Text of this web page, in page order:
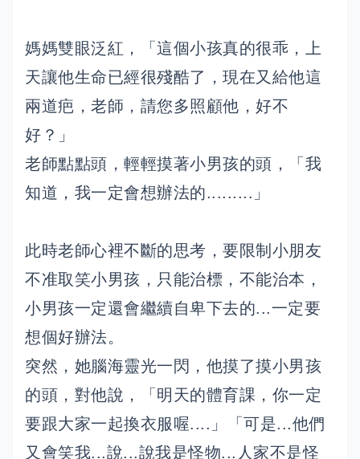
媽媽雙眼泛紅，「這個小孩真的很乖，上
天讓他生命已經很殘酷了，現在又給他這
兩道疤，老師，請您多照顧他，好不
好？」
老師點點頭，輕輕摸著小男孩的頭，「我
知道，我一定會想辦法的.........」
此時老師心裡不斷的思考，要限制小朋友
不准取笑小男孩，只能治標，不能治本，
小男孩一定還會繼續自卑下去的...一定要
想個好辦法。
突然，她腦海靈光一閃，他摸了摸小男孩
的頭，對他說，「明天的體育課，你一定
要跟大家一起換衣服喔....」「可是...他們
又會笑我...說...說我是怪物...人家不是怪